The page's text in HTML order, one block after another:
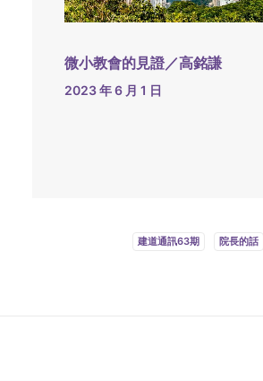
微小教會的見證／高銘謙
2023 年 6 月 1 日
建道通訊63期 院長的話